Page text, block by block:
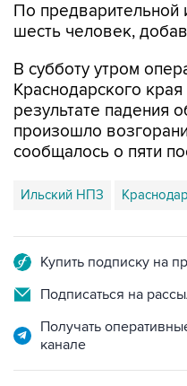
По предварительной
шесть человек,
В субботу утром
Краснодарского края
результате падения
произошло
сообщалось о пяти
Ильский НПЗ
Купить подписку на
Подписаться на
Получать
канале